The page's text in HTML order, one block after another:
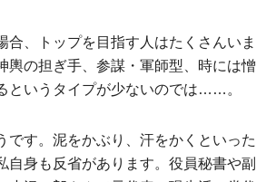
合、トップを目指す人はたくさんいま
輿の担ぎ手、参謀・軍師型、時には憎
というタイプが少ないのでは……。
です。泥をかぶり、汗をかくといった
自身も反省があります。役員秘書や副